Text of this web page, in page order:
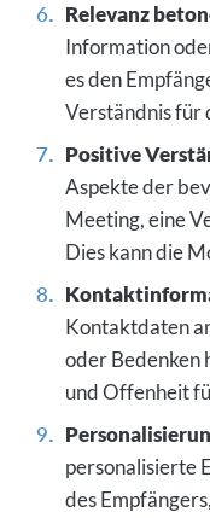
Relevanz
Information
es den
Verständnis für
Positive
Aspekte der
Meeting, eine
Dies kann die
Kontaktdaten
oder Bedenken
und Offenheit
personalisierte
des